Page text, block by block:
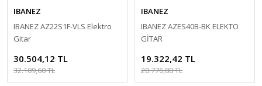
IBANEZ
IBANEZ AZ22S1F-VLS Elektro
Gitar
30.504,12 TL
32.109,60 TL
IBANEZ
IBANEZ AZES40B-BK ELEKTO
GİTAR
19.322,42 TL
20.776,80 TL